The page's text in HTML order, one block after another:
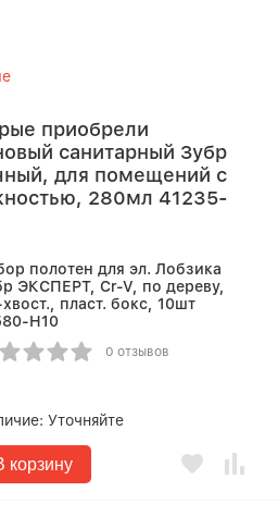
приобрели
санитарный Зубр
для помещений с
280мл 41235-
полотен для эл. Лобзика
ЭКСПЕРТ, Cr-V, по дереву,
хвост., пласт. бокс, 10шт
H10
0 отзывов
Уточняйте
корзину